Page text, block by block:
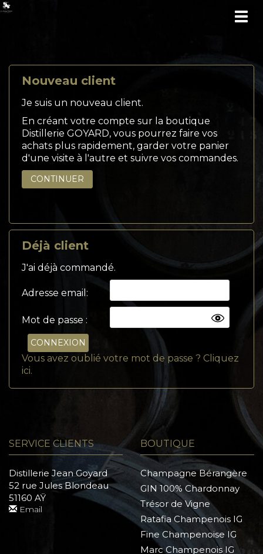
Nouveau client
Je suis un nouveau client.
En créant votre compte sur la boutique
Distillerie GOYARD, vous pourrez faire vos
achats plus rapidement, garder votre panier
d'une visite à l'autre et suivre vos commandes.
CONTINUER
Déjà client
J'ai déjà commandé.
Adresse email:
Mot de passe :
CONNEXION
Vous avez oublié votre mot de passe ? Cliquez
ici.
SERVICE CLIENTS
Distillerie Jean Goyard
52 rue Jules Blondeau
51160 AŸ
Email
BOUTIQUE
Champagne Bérangère
GIN 100% Chardonnay
Trésor de Vigne
Ratafia Champenois IG
Fine Champenoise IG
Marc Champenois IG